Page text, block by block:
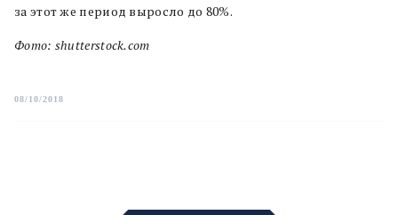
за этот же период выросло до 80%.
Фото: shutterstock.com
08/10/2018